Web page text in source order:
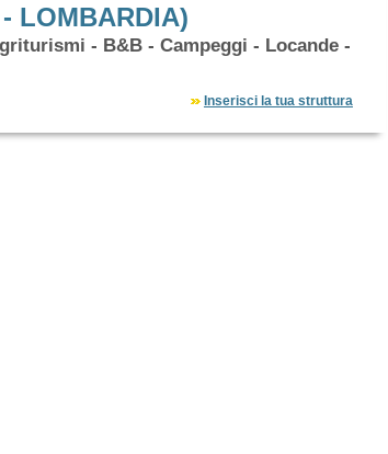
LOMBARDIA)
- B&B - Campeggi - Locande -
Inserisci la tua struttura